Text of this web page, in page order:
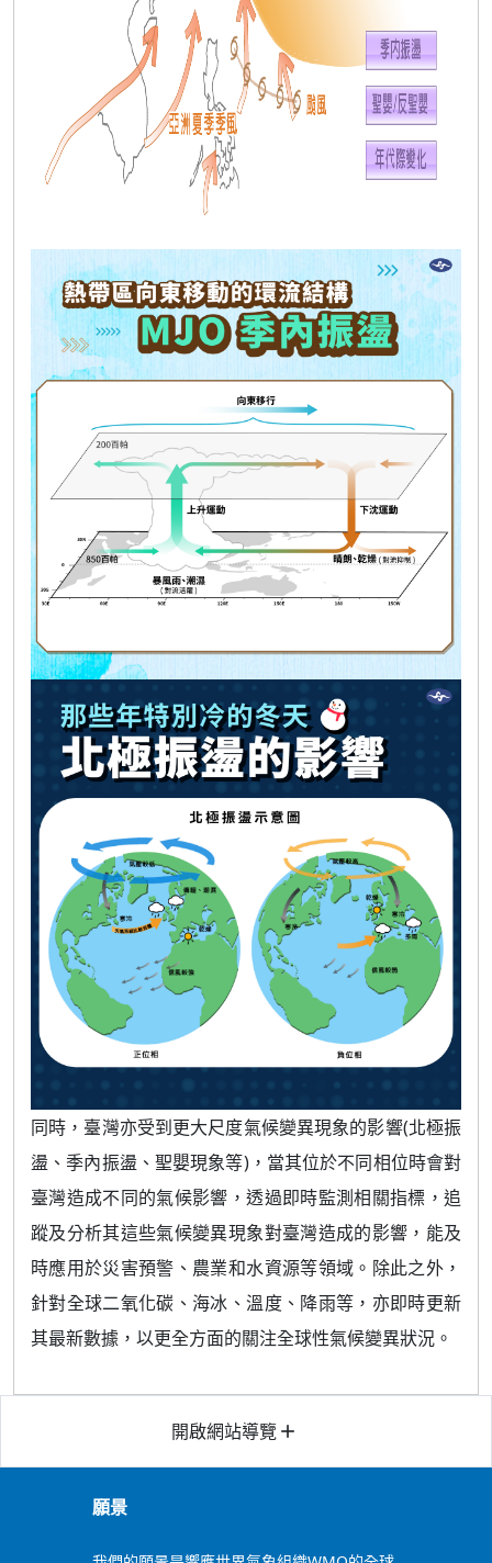
同時，臺灣亦受到更大尺度氣候變異現象的影響(北極振
盪、季內振盪、聖嬰現象等)，當其位於不同相位時會對
臺灣造成不同的氣候影響，透過即時監測相關指標，追
蹤及分析其這些氣候變異現象對臺灣造成的影響，能及
時應用於災害預警、農業和水資源等領域。除此之外，
針對全球二氧化碳、海冰、溫度、降雨等，亦即時更新
其最新數據，以更全方面的關注全球性氣候變異狀況。
開啟網站導覽 add
願景